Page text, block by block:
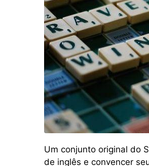
Um conjunto original do
de inglês e convencer